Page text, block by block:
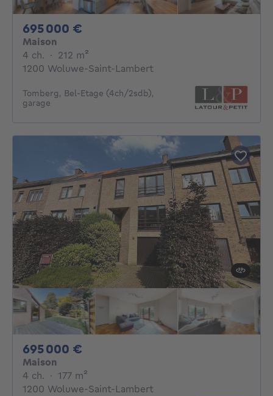
695 000 €
Maison
4 ch. 4 chambres
· 212 m²
1200 Woluwe-Saint-Lambert
Tomberg, Bel-Etage (4ch/2sdb),
garage
695 000 €
Maison
4 ch. 4 chambres
· 177 m²
1200 Woluwe-Saint-Lambert